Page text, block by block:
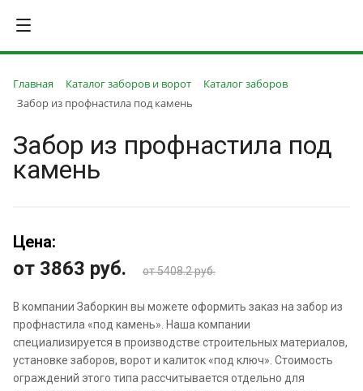
Главная Каталог заборов и ворот
Каталог заборов
Забор из профнастила под камень
Забор из профнастила под
камень
Цена:
от 3863 руб. от 5408.2 руб.
В компании Заборкин вы можете оформить заказ на забор из
профнастила «под камень». Наша компании
специализируется в производстве строительных материалов,
установке заборов, ворот и калиток «под ключ». Стоимость
ограждений этого типа рассчитывается отдельно для